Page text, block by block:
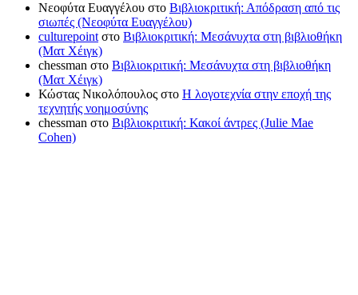
Νεοφύτα Ευαγγέλου στο Βιβλιοκριτική: Απόδραση από τις
σιωπές (Νεοφύτα Ευαγγέλου)
culturepointστο Βιβλιοκριτική: Μεσάνυχτα στη βιβλιοθήκη
(Ματ Χέιγκ)
chessman στο Βιβλιοκριτική: Μεσάνυχτα στη βιβλιοθήκη
(Ματ Χέιγκ)
Κώστας Νικολόπουλος στο Η λογοτεχνία στην εποχή της
τεχνητής νοημοσύνης
chessman στο Βιβλιοκριτική: Κακοί άντρες (Julie Mae
Cohen)